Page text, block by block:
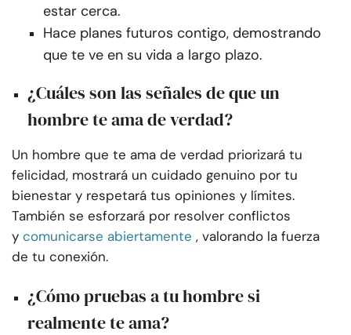
estar cerca.
Hace planes futuros contigo, demostrando
que te ve en su vida a largo plazo.
¿Cuáles son las señales de que un
hombre te ama de verdad?
Un hombre que te ama de verdad priorizará tu
felicidad, mostrará un cuidado genuino por tu
bienestar y respetará tus opiniones y límites.
También se esforzará por resolver conflictos
y comunicarse abiertamente , valorando la fuerza
de tu conexión.
¿Cómo pruebas a tu hombre si
realmente te ama?